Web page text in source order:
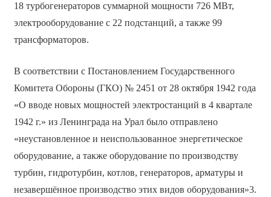
18 турбогенераторов суммарной мощности 726 МВт,
электрооборудование с 22 подстанций, а также 99
трансформаторов.
В соответствии с Постановлением Государственного
Комитета Обороны (ГКО) № 2451 от 28 октября 1942 года
«О вводе новых мощностей электростанций в 4 квартале
1942 г.» из Ленинграда на Урал было отправлено
«неустановленное и неиспользованное энергетическое
оборудование, а также оборудование по производству
турбин, гидротурбин, котлов, генераторов, арматуры и
незавершённое производство этих видов оборудования»3.